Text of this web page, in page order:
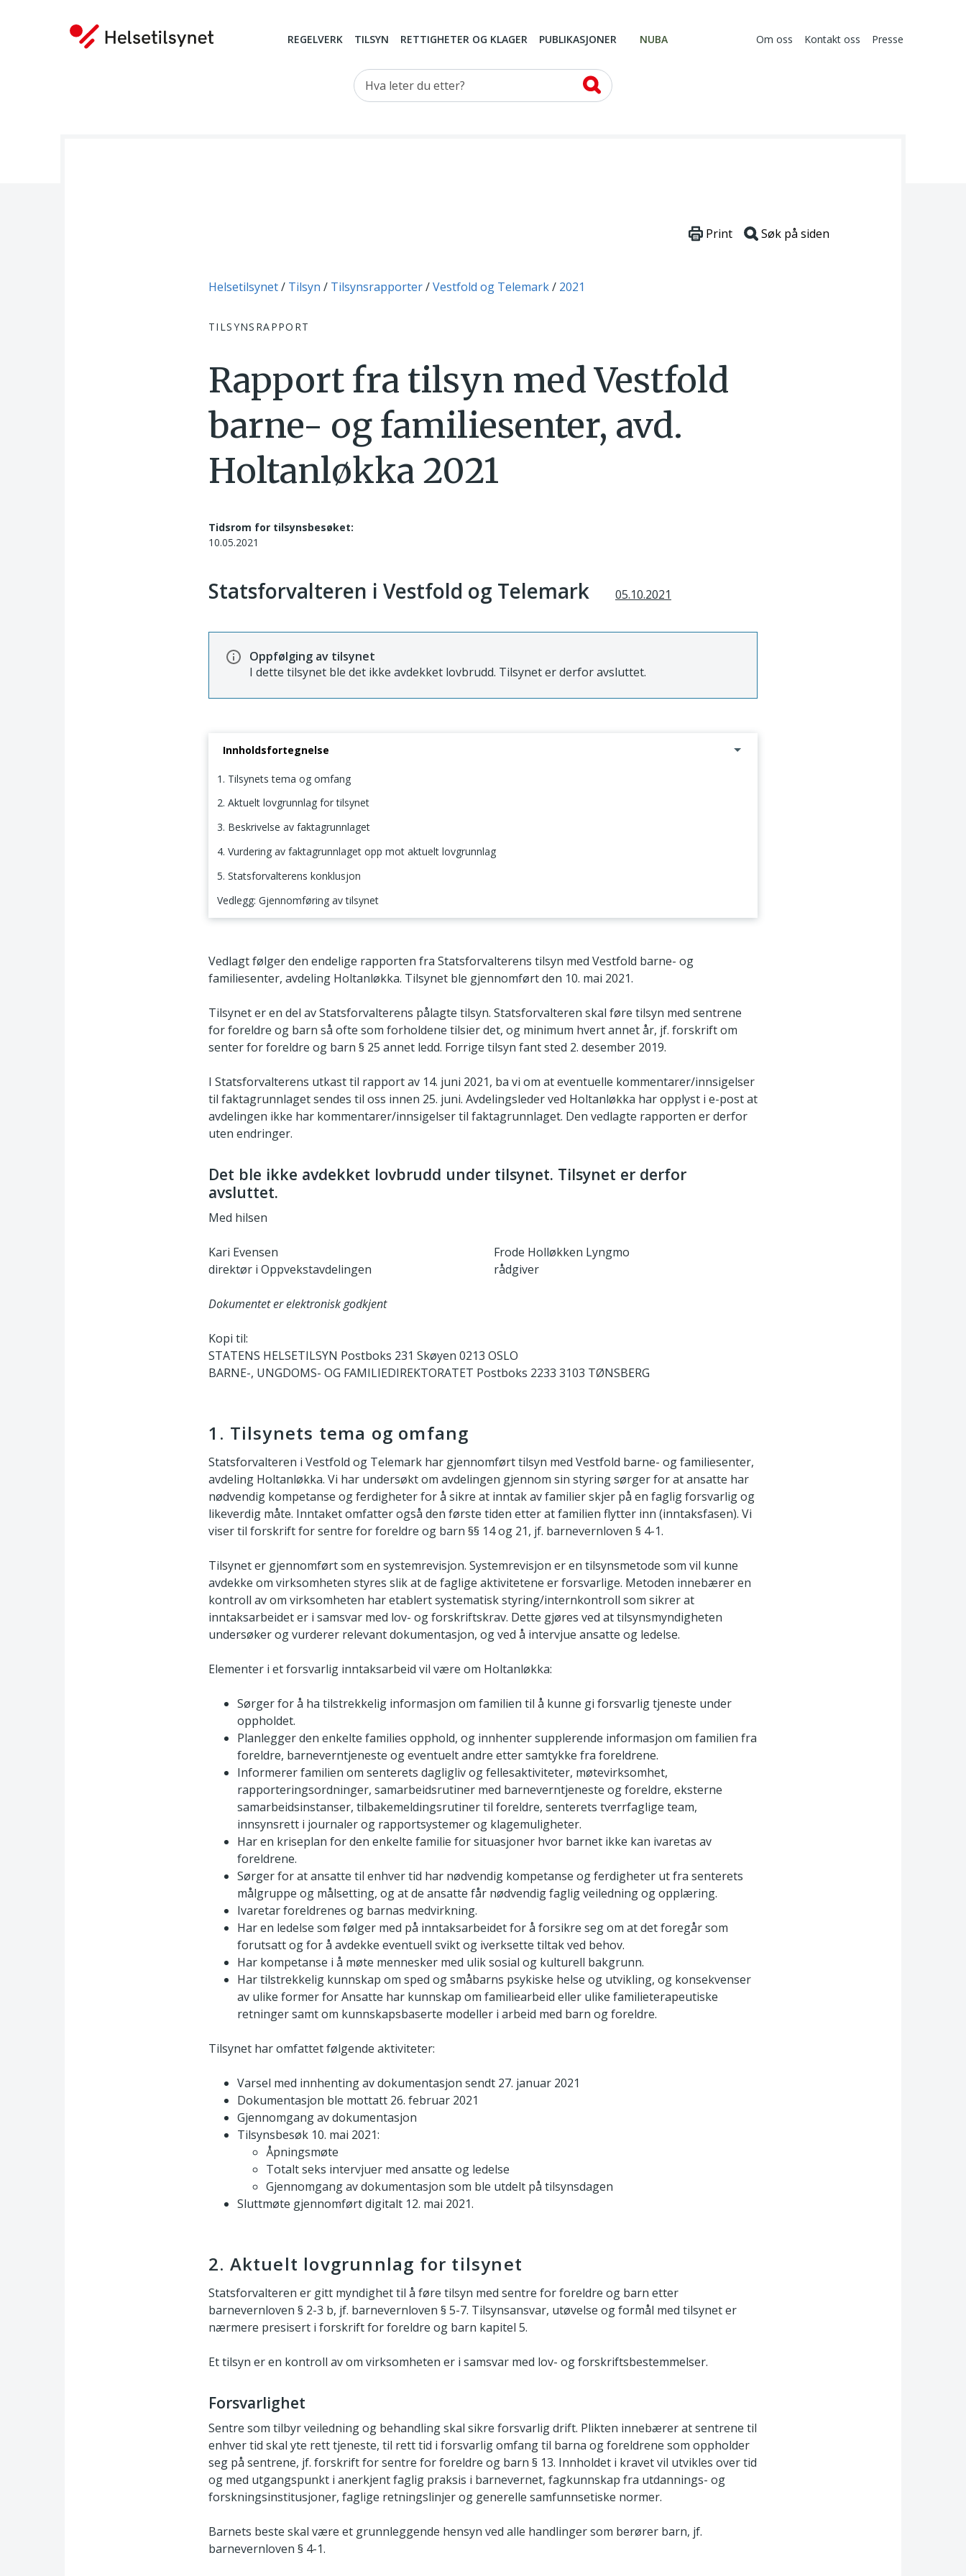
REGELVERK TILSYN RETTIGHETER OG KLAGER PUBLIKASJONER NUBA Om oss Kontakt oss Presse
Hva leter du etter?
Du er her:
Helsetilsynet Tilsyn Tilsynsrapporter Vestfold og Telemark 2021
TILSYNSRAPPORT
Print Søk på siden
Rapport fra tilsyn med Vestfold
barne- og familiesenter, avd.
Holtanløkka 2021
Tidsrom for tilsynsbesøket:
10.05.2021
Statsforvalteren i Vestfold og Telemark 05.10.2021
Oppfølging av tilsynet
I dette tilsynet ble det ikke avdekket lovbrudd. Tilsynet er derfor avsluttet.
Innholdsfortegnelse
1. Tilsynets tema og omfang
2. Aktuelt lovgrunnlag for tilsynet
3. Beskrivelse av faktagrunnlaget
4. Vurdering av faktagrunnlaget opp mot aktuelt lovgrunnlag
5. Statsforvalterens konklusjon
Vedlegg: Gjennomføring av tilsynet
Vedlagt følger den endelige rapporten fra Statsforvalterens tilsyn med Vestfold barne- og
familiesenter, avdeling Holtanløkka. Tilsynet ble gjennomført den 10. mai 2021.
Tilsynet er en del av Statsforvalterens pålagte tilsyn. Statsforvalteren skal føre tilsyn med sentrene
for foreldre og barn så ofte som forholdene tilsier det, og minimum hvert annet år, jf. forskrift om
senter for foreldre og barn § 25 annet ledd. Forrige tilsyn fant sted 2. desember 2019.
I Statsforvalterens utkast til rapport av 14. juni 2021, ba vi om at eventuelle kommentarer/innsigelser
til faktagrunnlaget sendes til oss innen 25. juni. Avdelingsleder ved Holtanløkka har opplyst i e-post at
avdelingen ikke har kommentarer/innsigelser til faktagrunnlaget. Den vedlagte rapporten er derfor
uten endringer.
Det ble ikke avdekket lovbrudd under tilsynet. Tilsynet er derfor
avsluttet.
Med hilsen
Kari Evensen
direktør i Oppvekstavdelingen
Frode Holløkken Lyngmo
rådgiver
Dokumentet er elektronisk godkjent
Kopi til:
STATENS HELSETILSYN Postboks 231 Skøyen 0213 OSLO
BARNE-, UNGDOMS- OG FAMILIEDIREKTORATET Postboks 2233 3103 TØNSBERG
1. Tilsynets tema og omfang
Statsforvalteren i Vestfold og Telemark har gjennomført tilsyn med Vestfold barne- og familiesenter,
avdeling Holtanløkka. Vi har undersøkt om avdelingen gjennom sin styring sørger for at ansatte har
nødvendig kompetanse og ferdigheter for å sikre at inntak av familier skjer på en faglig forsvarlig og
likeverdig måte. Inntaket omfatter også den første tiden etter at familien flytter inn (inntaksfasen). Vi
viser til forskrift for sentre for foreldre og barn §§ 14 og 21, jf. barnevernloven § 4-1.
Tilsynet er gjennomført som en systemrevisjon. Systemrevisjon er en tilsynsmetode som vil kunne
avdekke om virksomheten styres slik at de faglige aktivitetene er forsvarlige. Metoden innebærer en
kontroll av om virksomheten har etablert systematisk styring/internkontroll som sikrer at
inntaksarbeidet er i samsvar med lov- og forskriftskrav. Dette gjøres ved at tilsynsmyndigheten
undersøker og vurderer relevant dokumentasjon, og ved å intervjue ansatte og ledelse.
Elementer i et forsvarlig inntaksarbeid vil være om Holtanløkka:
Sørger for å ha tilstrekkelig informasjon om familien til å kunne gi forsvarlig tjeneste under
oppholdet.
Planlegger den enkelte families opphold, og innhenter supplerende informasjon om familien fra
foreldre, barneverntjeneste og eventuelt andre etter samtykke fra foreldrene.
Informerer familien om senterets dagligliv og fellesaktiviteter, møtevirksomhet,
rapporteringsordninger, samarbeidsrutiner med barneverntjeneste og foreldre, eksterne
samarbeidsinstanser, tilbakemeldingsrutiner til foreldre, senterets tverrfaglige team,
innsynsrett i journaler og rapportsystemer og klagemuligheter.
Har en kriseplan for den enkelte familie for situasjoner hvor barnet ikke kan ivaretas av
foreldrene.
Sørger for at ansatte til enhver tid har nødvendig kompetanse og ferdigheter ut fra senterets
målgruppe og målsetting, og at de ansatte får nødvendig faglig veiledning og opplæring.
Ivaretar foreldrenes og barnas medvirkning.
Har en ledelse som følger med på inntaksarbeidet for å forsikre seg om at det foregår som
forutsatt og for å avdekke eventuell svikt og iverksette tiltak ved behov.
Har kompetanse i å møte mennesker med ulik sosial og kulturell bakgrunn.
Har tilstrekkelig kunnskap om sped og småbarns psykiske helse og utvikling, og konsekvenser
av ulike former for Ansatte har kunnskap om familiearbeid eller ulike familieterapeutiske
retninger samt om kunnskapsbaserte modeller i arbeid med barn og foreldre.
Tilsynet har omfattet følgende aktiviteter:
Varsel med innhenting av dokumentasjon sendt 27. januar 2021
Dokumentasjon ble mottatt 26. februar 2021
Gjennomgang av dokumentasjon
Tilsynsbesøk 10. mai 2021:
Åpningsmøte
Totalt seks intervjuer med ansatte og ledelse
Gjennomgang av dokumentasjon som ble utdelt på tilsynsdagen
Sluttmøte gjennomført digitalt 12. mai 2021.
2. Aktuelt lovgrunnlag for tilsynet
Statsforvalteren er gitt myndighet til å føre tilsyn med sentre for foreldre og barn etter
barnevernloven § 2-3 b, jf. barnevernloven § 5-7. Tilsynsansvar, utøvelse og formål med tilsynet er
nærmere presisert i forskrift for foreldre og barn kapitel 5.
Et tilsyn er en kontroll av om virksomheten er i samsvar med lov- og forskriftsbestemmelser.
Forsvarlighet
Sentre som tilbyr veiledning og behandling skal sikre forsvarlig drift. Plikten innebærer at sentrene til
enhver tid skal yte rett tjeneste, til rett tid i forsvarlig omfang til barna og foreldrene som oppholder
seg på sentrene, jf. forskrift for sentre for foreldre og barn § 13. Innholdet i kravet vil utvikles over tid
og med utgangspunkt i anerkjent faglig praksis i barnevernet, fagkunnskap fra utdannings- og
forskningsinstitusjoner, faglige retningslinjer og generelle samfunnsetiske normer.
Barnets beste skal være et grunnleggende hensyn ved alle handlinger som berører barn, jf.
barnevernloven § 4-1.